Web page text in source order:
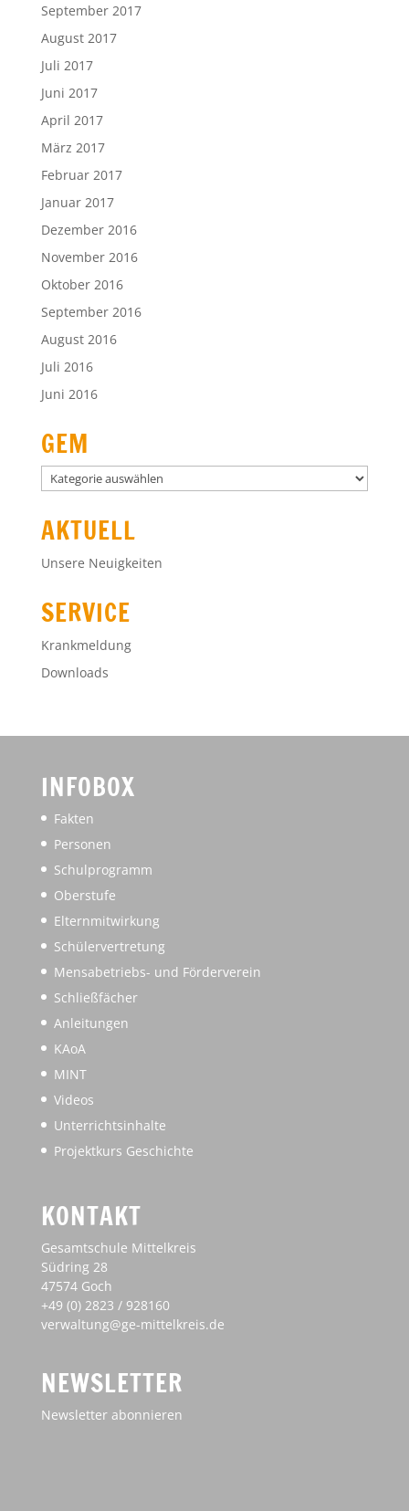
September 2017
August 2017
Juli 2017
Juni 2017
April 2017
März 2017
Februar 2017
Januar 2017
Dezember 2016
November 2016
Oktober 2016
September 2016
August 2016
Juli 2016
Juni 2016
GEM
GEM
AKTUELL
Unsere Neuigkeiten
SERVICE
Krankmeldung
Downloads
INFOBOX
Fakten
Personen
Schulprogramm
Oberstufe
Elternmitwirkung
Schülervertretung
Mensabetriebs- und Förderverein
Schließfächer
Anleitungen
KAoA
MINT
Videos
Unterrichtsinhalte
Projektkurs Geschichte
KONTAKT
Gesamtschule Mittelkreis
Südring 28
47574 Goch
+49 (0) 2823 / 928160
verwaltung@ge-mittelkreis.de
NEWSLETTER
Newsletter abonnieren